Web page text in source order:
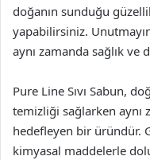
doğanın sunduğu
yapabilirsiniz.
aynı zamanda sağlık ve
Pure Line Sıvı Sabun,
temizliği sağlarken aynı
hedefleyen bir üründür.
kimyasal maddelerle